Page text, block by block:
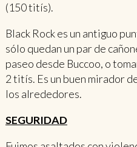
(150 titís).
Black Rock es un antiguo
sólo quedan un par de
paseo desde Buccoo, o
2 titís. Es un buen mirador
los alrededores.
SEGURIDAD